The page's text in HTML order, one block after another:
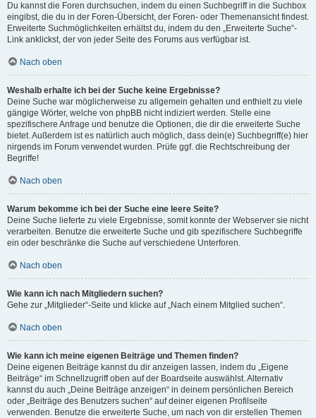
Du kannst die Foren durchsuchen, indem du einen Suchbegriff in die Suchbox
eingibst, die du in der Foren-Übersicht, der Foren- oder Themenansicht findest.
Erweiterte Suchmöglichkeiten erhältst du, indem du den „Erweiterte Suche“-
Link anklickst, der von jeder Seite des Forums aus verfügbar ist.
Nach oben
Weshalb erhalte ich bei der Suche keine Ergebnisse?
Deine Suche war möglicherweise zu allgemein gehalten und enthielt zu viele
gängige Wörter, welche von phpBB nicht indiziert werden. Stelle eine
spezifischere Anfrage und benutze die Optionen, die dir die erweiterte Suche
bietet. Außerdem ist es natürlich auch möglich, dass dein(e) Suchbegriff(e) hier
nirgends im Forum verwendet wurden. Prüfe ggf. die Rechtschreibung der
Begriffe!
Nach oben
Warum bekomme ich bei der Suche eine leere Seite?
Deine Suche lieferte zu viele Ergebnisse, somit konnte der Webserver sie nicht
verarbeiten. Benutze die erweiterte Suche und gib spezifischere Suchbegriffe
ein oder beschränke die Suche auf verschiedene Unterforen.
Nach oben
Wie kann ich nach Mitgliedern suchen?
Gehe zur „Mitglieder“-Seite und klicke auf „Nach einem Mitglied suchen“.
Nach oben
Wie kann ich meine eigenen Beiträge und Themen finden?
Deine eigenen Beiträge kannst du dir anzeigen lassen, indem du „Eigene
Beiträge“ im Schnellzugriff oben auf der Boardseite auswählst. Alternativ
kannst du auch „Deine Beiträge anzeigen“ in deinem persönlichen Bereich
oder „Beiträge des Benutzers suchen“ auf deiner eigenen Profilseite
verwenden. Benutze die erweiterte Suche, um nach von dir erstellen Themen